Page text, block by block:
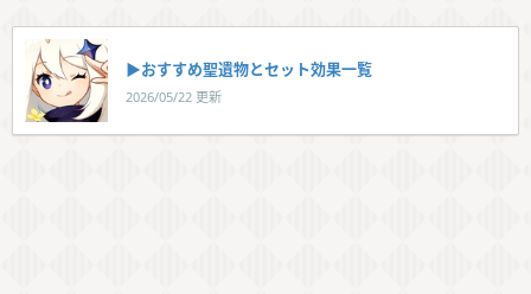
▶︎おすすめ聖遺物とセット効果一覧
2026/05/22 更新